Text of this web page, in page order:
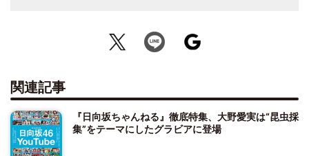
関連記事
『日向坂ちゃんねる』徹底特集、大野愛実は“昆虫採
集”をテーマにしたグラビアに登場